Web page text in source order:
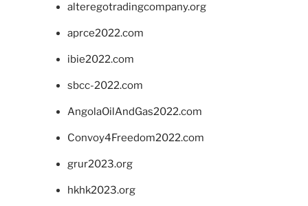
alteregotradingcompany.org
aprce2022.com
ibie2022.com
sbcc-2022.com
AngolaOilAndGas2022.com
Convoy4Freedom2022.com
grur2023.org
hkhk2023.org